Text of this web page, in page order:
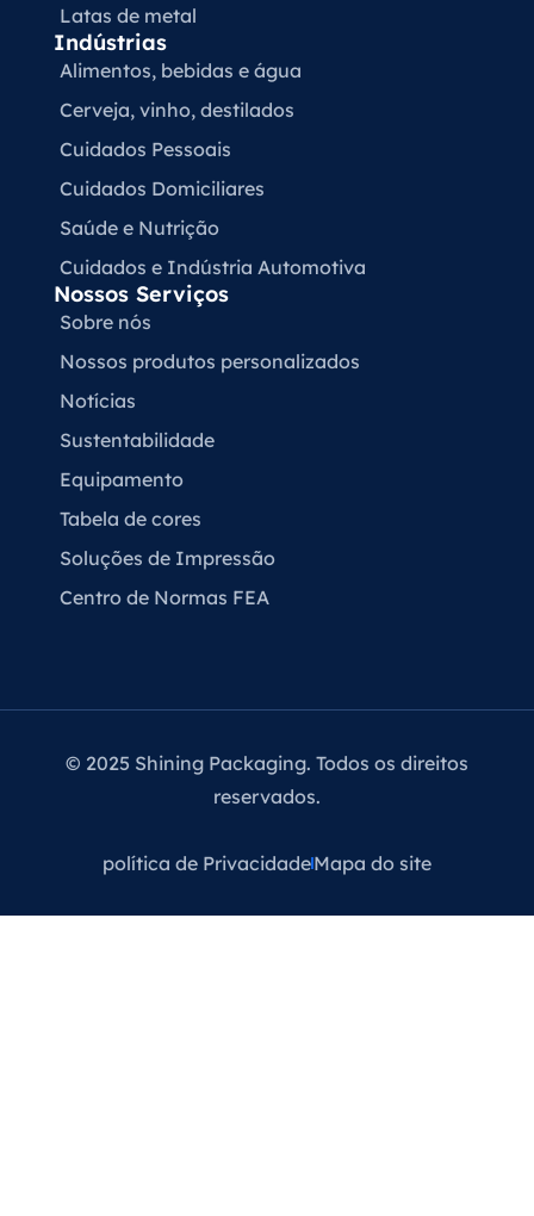
Latas de metal
Indústrias
Alimentos, bebidas e água
Cerveja, vinho, destilados
Cuidados Pessoais
Cuidados Domiciliares
Saúde e Nutrição
Cuidados e Indústria Automotiva
Nossos Serviços
Sobre nós
Nossos produtos personalizados
Notícias
Sustentabilidade
Equipamento
Tabela de cores
Soluções de Impressão
Centro de Normas FEA
© 2025 Shining Packaging. Todos os direitos
reservados.
política de PrivacidadeMapa do site